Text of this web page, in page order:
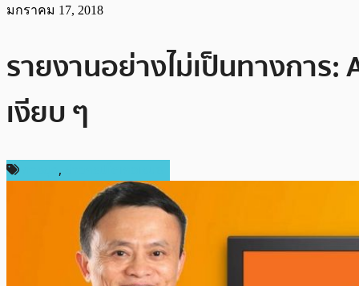
มกราคม 17, 2018
รายงานอย่างไม่เป็นทางกา
เงียบ ๆ
,